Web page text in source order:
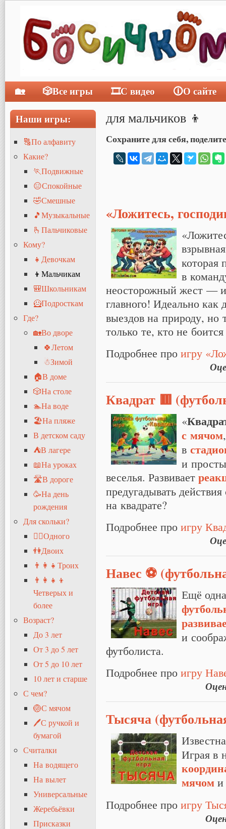
для мальчиков 👦
Сохраните для себя,
«Ложитесь,
которая
в
неосторожный жест — и
главного! Идеально
выездов на природу,
только те, кто не
Подробнее про игру
Квадрат 🟥
«
с мячом
в
и
веселья. Развивает
предугадывать
на квадрате?
Подробнее про игру
Навес ⚽
Ещё
и
футболиста.
Подробнее про игру
Тысяча
Играя в
мячом
Подробнее про игру
Главное меню
🏡 🎲Все игры 🎞С видео
🛈О сайте
Наши игры:
🔠По алфавиту
Какие?
🏃Подвижные
😑Спокойные
🤣Смешные
🎵Музыкальные
🫰Пальчиковые
Кому?
👧Девочкам
👦Мальчикам
🎒Школьникам
🦸Подросткам
Где?
🏡Во дворе
🍀Летом
☃Зимой
🏠В доме
🎲На столе
🏊На воде
🏖На пляже
В детском саду
⛺В лагере
📖На уроках
🛣В дороге
🥳На день
рождения
Для скольки?
🧍‍♂️Одного
👫Двоих
👨‍👩‍👧Троих
👨‍👩‍👧‍👦
Четверых и
более
Возраст?
До 3 лет
От 3 до 5 лет
От 5 до 10 лет
10 лет и старше
С чем?
🏐С мячом
🖊С ручкой и
бумагой
Считалки
На водящего
На вылет
Универсальные
Жеребьёвки
Присказки